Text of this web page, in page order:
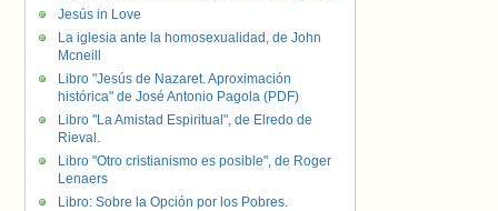
Jesús in Love
La iglesia ante la homosexualidad, de John
Mcneill
Libro "Jesús de Nazaret. Aproximación
histórica" de José Antonio Pagola (PDF)
Libro "La Amistad Espiritual", de Elredo de
Rieval.
Libro "Otro cristianismo es posible", de Roger
Lenaers
Libro: Sobre la Opción por los Pobres.